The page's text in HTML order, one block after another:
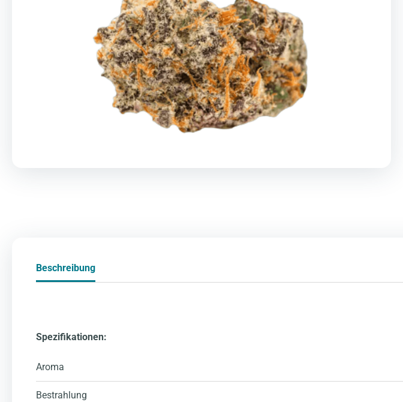
Beschreibung
Spezifikationen:
Aroma
Bestrahlung